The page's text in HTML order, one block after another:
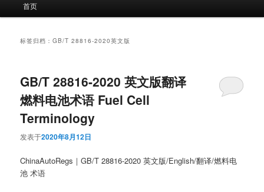
首页
标签归档：GB/T 28816-2020英文版
GB/T 28816-2020 英文版翻译
燃料电池术语 Fuel Cell
Terminology
发表于2020年8月12日
ChinaAutoRegs｜GB/T 28816-2020 英文版/English/翻译/燃料电
池 术语